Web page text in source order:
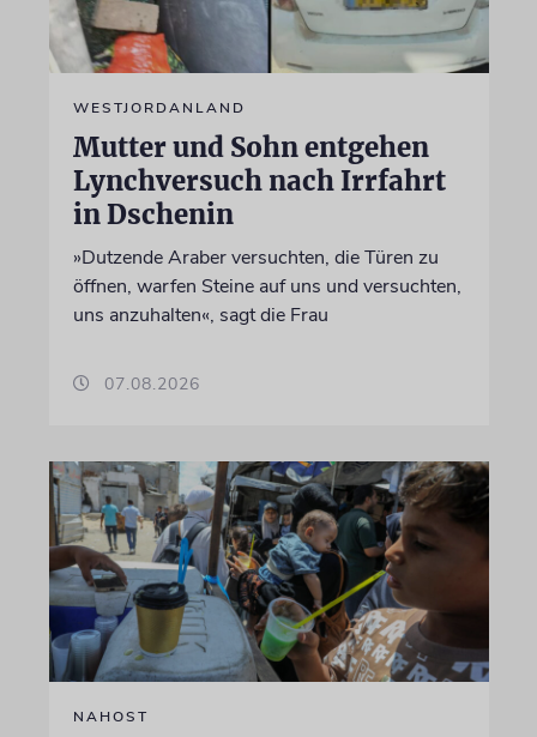
WESTJORDANLAND
Mutter und Sohn entgehen
Lynchversuch nach Irrfahrt
in Dschenin
»Dutzende Araber versuchten, die Türen zu
öffnen, warfen Steine auf uns und versuchten,
uns anzuhalten«, sagt die Frau
07.08.2026
NAHOST